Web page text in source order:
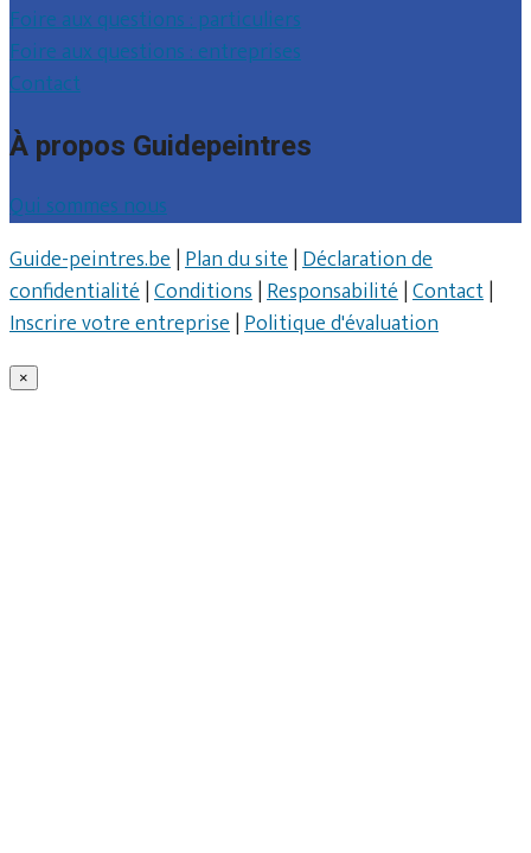
Foire aux questions : particuliers
Foire aux questions : entreprises
Contact
À propos Guidepeintres
Qui sommes nous
Guide-peintres.be|Plan du site|Déclaration de
confidentialité|Conditions|Responsabilité|Contact|
Inscrire votre entreprise|Politique d'évaluation
×